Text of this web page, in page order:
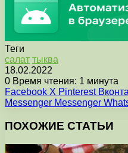
Теги
cалат тыква
18.02.2022
0 Время чтения: 1 минута
Facebook X Pinterest
Messenger Messenger
ПОХОЖИЕ СТАТЬИ